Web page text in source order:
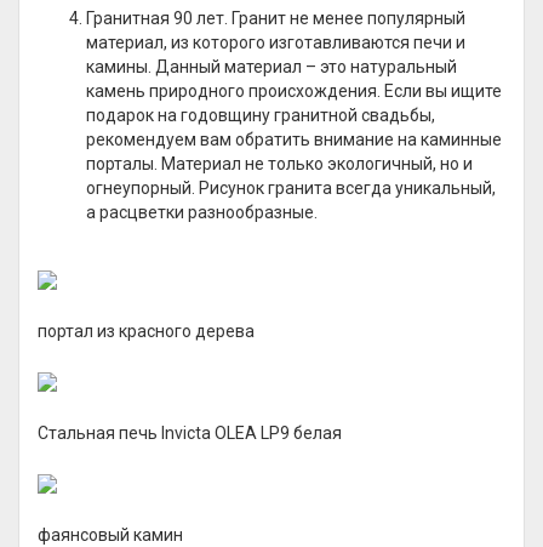
Гранитная 90 лет. Гранит не менее популярный
материал, из которого изготавливаются печи и
камины. Данный материал – это натуральный
камень природного происхождения. Если вы ищите
подарок на годовщину гранитной свадьбы,
рекомендуем вам обратить внимание на каминные
порталы. Материал не только экологичный, но и
огнеупорный. Рисунок гранита всегда уникальный,
а расцветки разнообразные.
портал из красного дерева
Стальная печь Invicta OLEA LP9 белая
фаянсовый камин